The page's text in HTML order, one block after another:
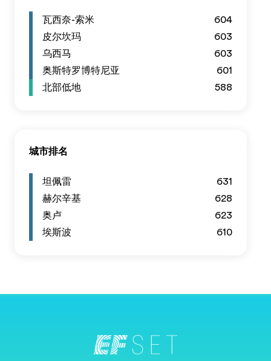
瓦西奈-索米
604
皮尔坎玛
603
乌西马
603
奥斯特罗博特尼亚
601
北部低地
588
城市排名
坦佩雷
631
赫尔辛基
628
奥卢
623
埃斯波
610